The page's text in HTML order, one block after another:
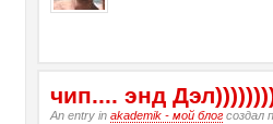
чип.... энд
An entry inakademik - мой блогсоздал